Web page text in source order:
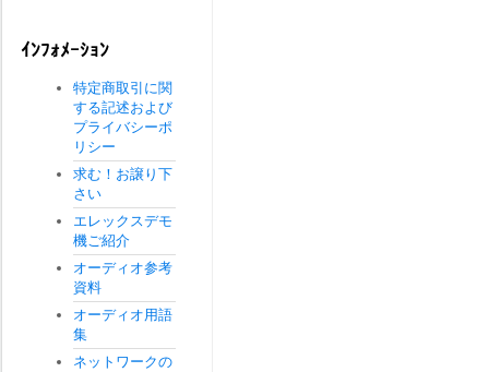
ｲﾝﾌｫﾒｰｼｮﾝ
特定商取引に関
する記述および
プライバシーポ
リシー
求む！お譲り下
さい
エレックスデモ
機ご紹介
オーディオ参考
資料
オーディオ用語
集
ネットワークの